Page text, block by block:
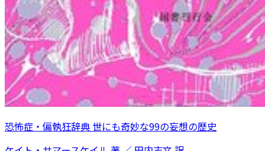
恐怖症・偏執狂辞典 世にも奇妙な99の妄想の歴史